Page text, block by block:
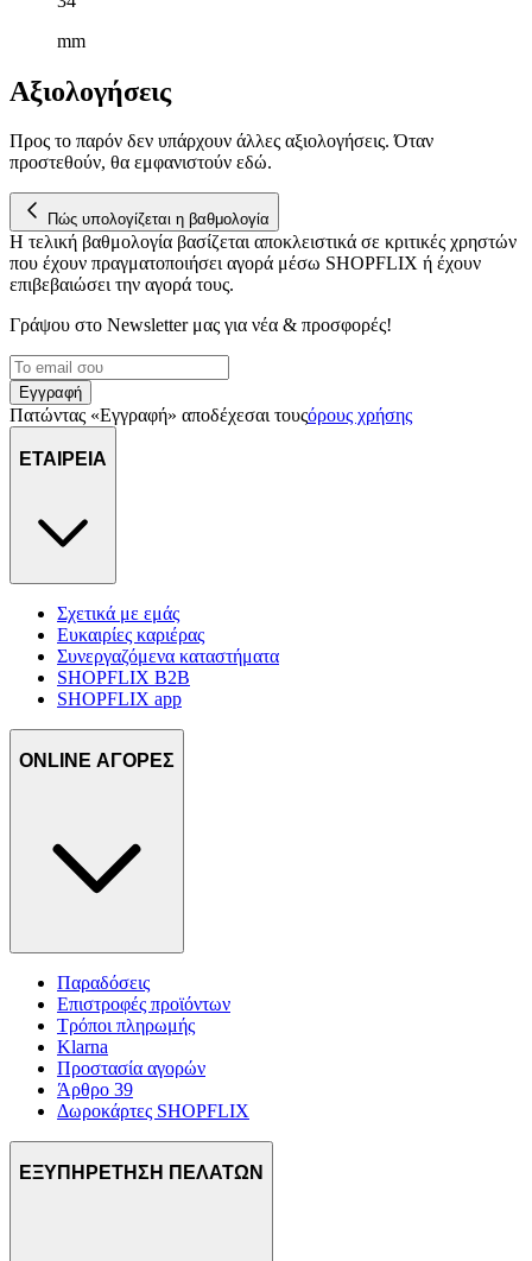
μας επεξεργαζόμαστε προσωπικά σας δεδομένα, π.χ. τη
για να αποθηκεύουμε και να έχουμε πρόσβαση σε πληροφορίες
στη συσκευή σας, με σκοπό την προβολή εξατομικευμένων
διαφημίσεων και περιεχομένου, τις μετρήσεις σχετικά με
διαφημίσεις και περιεχόμενο, την καλύτερη εικόνα του κοινού
πληροφορίες σχετικά με την από μέρους σας χρήση της
τοποθεσίας μας στους συνεργάτες μέσων κοινωνικής
δικτύωσης, διαφημίσεων και ανάλυσης.
mm
Αξιολογήσεις
Προς το παρόν δεν υπάρχουν άλλες αξιολογήσεις. Όταν
προστεθούν, θα εμφανιστούν εδώ.
Πώς υπολογίζεται η βαθμολογία
Η τελική βαθμολογία βασίζεται αποκλειστικά σε κριτικές χρηστών
που έχουν πραγματοποιήσει αγορά μέσω SHOPFLIX ή έχουν
επιβεβαιώσει την αγορά τους.
Γράψου στο Νewsletter μας για νέα & προσφορές!
Εγγραφή
Πατώντας «Εγγραφή» αποδέχεσαι τουςόρους χρήσης
ΕΤΑΙΡΕΙΑ
Σχετικά με εμάς
Ευκαιρίες καριέρας
Συνεργαζόμενα καταστήματα
SHOPFLIX B2B
SHOPFLIX app
ONLINE ΑΓΟΡΕΣ
Παραδόσεις
Επιστροφές προϊόντων
Τρόποι πληρωμής
Klarna
Προστασία αγορών
Άρθρο 39
Δωροκάρτες SHOPFLIX
ΕΞΥΠΗΡΕΤΗΣΗ ΠΕΛΑΤΩΝ